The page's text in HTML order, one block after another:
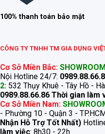
100% thanh toán bảo mật
CÔNG TY TNHH TM GIA DỤNG
Cơ Sở Miền Bắc:
Nội Hotline 24/7:
2: 532 Thụy Khuê - Tây Hồ -
0989.88.66.86 Thời gian làm
Cơ Sở Miền Nam:
- Phường 10 - Quận 3 -
Nhận Hỗ Trợ Tốt Nhất)
làm việc: 8h30 - 22h